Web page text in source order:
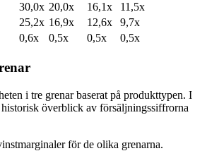
30,0x 20,0x 16,1x
11,5x
25,2x 16,9x 12,6x
9,7x
0,6x 0,5x 0,5x 0,5x
i tre grenar baserat på produkttypen. I
historisk överblick av försäljningssiffrorna
för de olika grenarna.